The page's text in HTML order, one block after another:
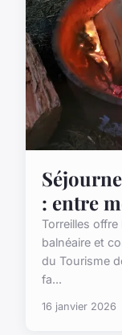
: entre
Torreilles
balnéaire et
du Tourisme
fa...
16 janvier 2026